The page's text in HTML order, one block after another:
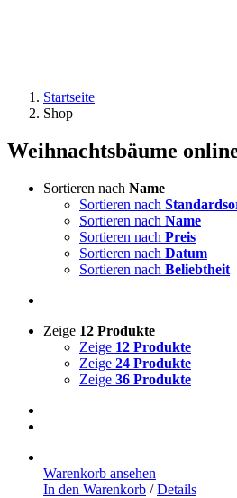
Startseite
Shop
Weihnachtsbäume
Sortieren nach Name
Sortieren nach
Sortieren nach Name
Sortieren nach Preis
Sortieren nach Datum
Sortieren nach Beliebtheit
Zeige 12 Produkte
Zeige 12 Produkte
Zeige 24 Produkte
Zeige 36 Produkte
Warenkorb ansehen
In den Warenkorb / Details